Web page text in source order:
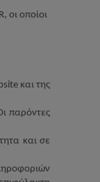
, οι οποίοι
και της
παρόντες
και σε